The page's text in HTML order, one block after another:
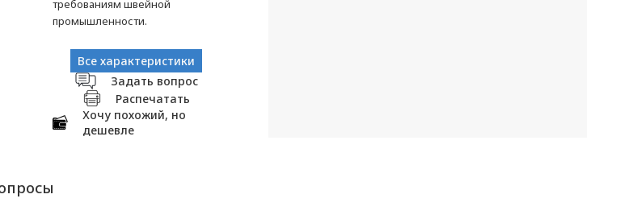
требованиям швейной
промышленности.
Все характеристики
Задать вопрос
Распечатать
Хочу похожий, но
дешевле